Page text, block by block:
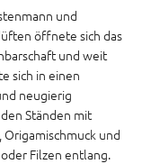
und
öffnete sich das
und weit
sich in einen
neugierig
Ständen mit
und
Filzen entlang.